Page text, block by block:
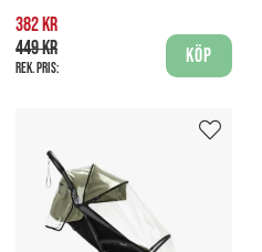
382 kr
449 kr
Rek. pris:
Köp